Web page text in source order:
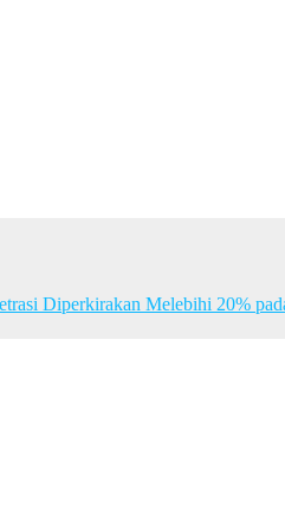
Diperkirakan Melebihi 20%